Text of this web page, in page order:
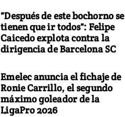
"Después de este bochorno se
tienen que ir todos": Felipe
Caicedo explota contra la
dirigencia de Barcelona SC
Emelec anuncia el fichaje de
Ronie Carrillo, el segundo
máximo goleador de la
LigaPro 2026